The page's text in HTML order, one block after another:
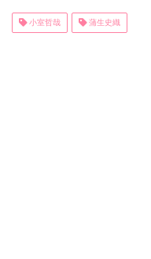
小室哲哉 蒲生史織